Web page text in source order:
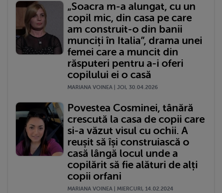
„Soacra m-a alungat, cu un
copil mic, din casa pe care
am construit-o din banii
munciți în Italia”, drama unei
femei care a muncit din
răsputeri pentru a-i oferi
copilului ei o casă
MARIANA VOINEA | JOI, 30.04.2026
Povestea Cosminei, tânără
crescută la casa de copii care
si-a văzut visul cu ochii. A
reușit să își construiască o
casă lângă locul unde a
copilărit să fie alături de alți
copii orfani
MARIANA VOINEA | MIERCURI, 14.02.2024